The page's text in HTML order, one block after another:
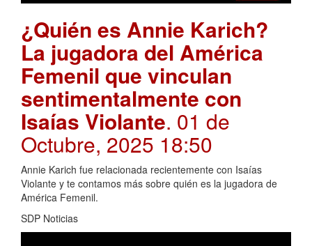
¿Quién es Annie Karich?
La jugadora del América
Femenil que vinculan
sentimentalmente con
Isaías Violante. 01 de
Octubre, 2025 18:50
Annie Karich fue relacionada recientemente con Isaías
Violante y te contamos más sobre quién es la jugadora de
América Femenil.
SDP Noticias